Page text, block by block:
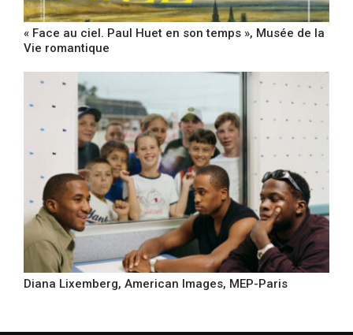
« Face au ciel. Paul Huet en son temps », Musée de la
Vie romantique
Diana Lixemberg, American Images, MEP-Paris